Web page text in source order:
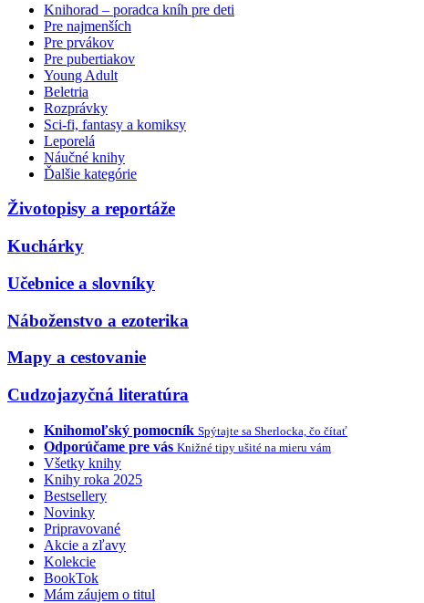
Knihorad – poradca kníh pre deti
Pre najmenších
Pre prvákov
Pre pubertiakov
Young Adult
Beletria
Rozprávky
Sci-fi, fantasy a komiksy
Leporelá
Náučné knihy
Ďalšie kategórie
Životopisy a reportáže
Kuchárky
Učebnice a slovníky
Náboženstvo a ezoterika
Mapy a cestovanie
Cudzojazyčná literatúra
Knihomoľský pomocník Spýtajte sa Sherlocka, čo čítať
Odporúčame pre vás Knižné tipy ušité na mieru vám
Všetky knihy
Knihy roka 2025
Bestsellery
Novinky
Pripravované
Akcie a zľavy
Kolekcie
BookTok
Mám záujem o titul